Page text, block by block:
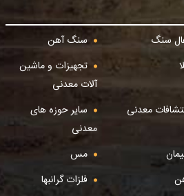
سنگ
سنگ آهن
تجهیزات و ماشین
آلات معدنی
معدنی
سایر حوزه های
معدنی
مس
فلزات گرانبها